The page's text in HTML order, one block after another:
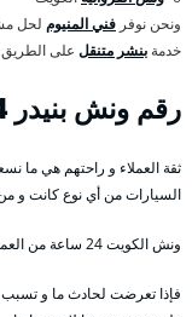
ونحن نوفر فني المنيوم لحل
خدمة بنشر متنقل على الطريق
رقم ونش بنيدر 24 ساعة
ثقة العملاء و راحتهم هي ما
السيارات من أي نوع كانت و
ونش الكويت 24 ساعة من العمل المتقن مع أفضل عاملي الأوناش و السائقين و الفنين .
فإذا تعرضت لحادث ما و